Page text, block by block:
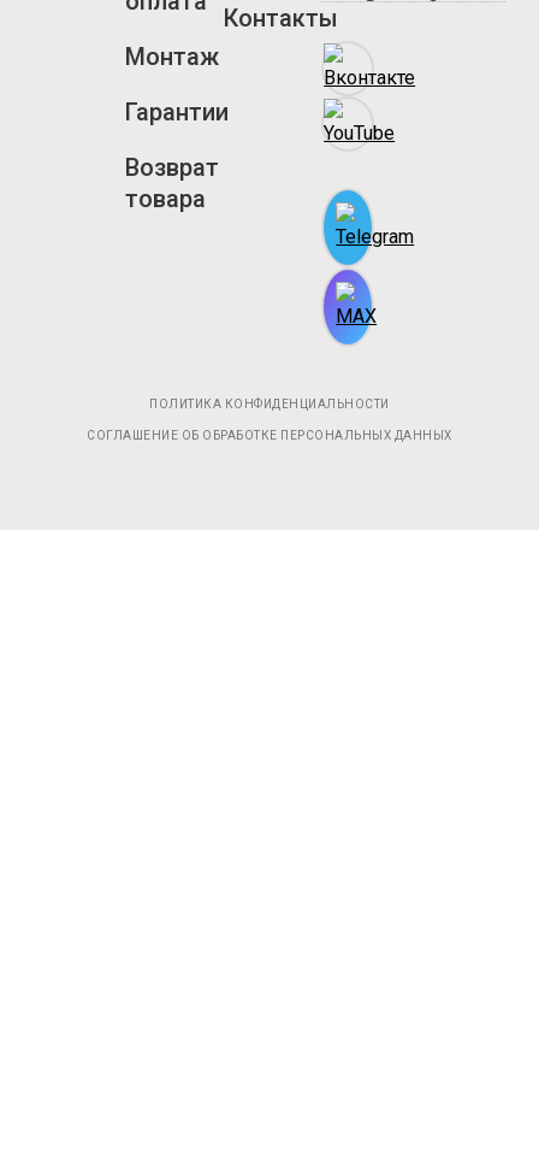
Монтаж
Гарантии
Возврат
товара
Контакты
ПОЛИТИКА КОНФИДЕНЦИАЛЬНОСТИ
СОГЛАШЕНИЕ ОБ ОБРАБОТКЕ ПЕРСОНАЛЬНЫХ ДАННЫХ